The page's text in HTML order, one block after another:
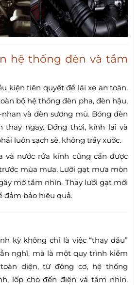
hệ thống đèn và tầm
kiện tiên quyết để lái xe an toàn.
bộ hệ thống đèn pha, đèn hậu,
và đèn sương mù. Bóng đèn
thay ngay. Đồng thời, kính lái và
luôn sạch sẽ, không trầy xước.
và nước rửa kính cũng cần được
mùa mưa. Lưỡi gạt mưa mòn
mờ tầm nhìn. Thay lưỡi gạt mới
đảm bảo hiệu quả.
kỳ không chỉ là việc “thay dầu”
nghĩ, mà là một quy trình kiểm
diện, từ động cơ, hệ thống
lốp cho đến điện và tầm nhìn.